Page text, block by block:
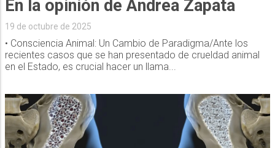
En la opinión de Andrea Zapata
19 de octubre de 2025
• Consciencia Animal: Un Cambio de Paradigma/Ante los
recientes casos que se han presentado de crueldad animal
en el Estado, es crucial hacer un llama...